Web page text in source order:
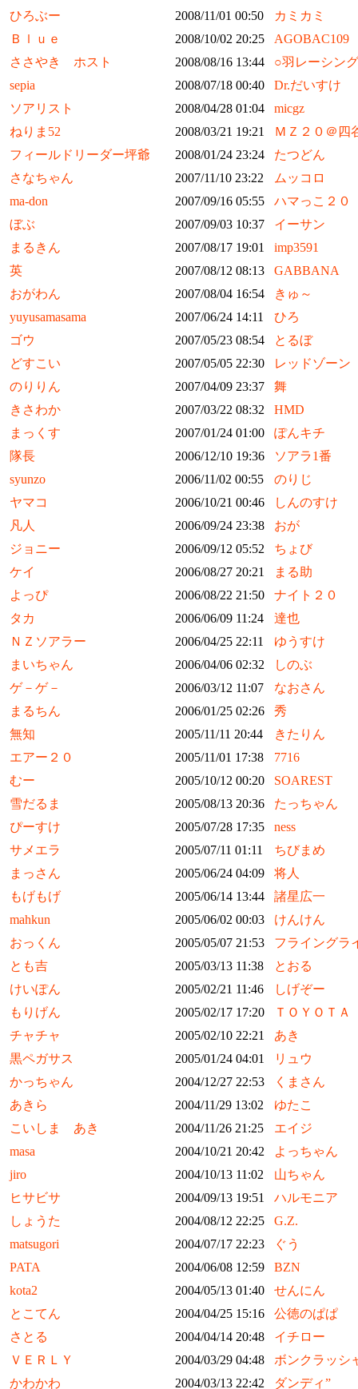
ひろぶー
2008/11/01 00:50
カミカミ
Ｂｌｕｅ
2008/10/02 20:25
AGOBAC109
ささやき ホスト
2008/08/16 13:44
○羽レーシング
sepia
2008/07/18 00:40
Dr.だいすけ
ソアリスト
2008/04/28 01:04
micgz
ねりま52
2008/03/21 19:21
ＭＺ２０＠四
フィールドリーダー坪爺
2008/01/24 23:24
たつどん
さなちゃん
2007/11/10 23:22
ムッコロ
ma-don
2007/09/16 05:55
ハマっこ２０
ぼぶ
2007/09/03 10:37
イーサン
まるきん
2007/08/17 19:01
imp3591
英
2007/08/12 08:13
GABBANA
おがわん
2007/08/04 16:54
きゅ～
yuyusamasama
2007/06/24 14:11
ひろ
ゴウ
2007/05/23 08:54
とるぼ
どすこい
2007/05/05 22:30
レッドゾーン
のりりん
2007/04/09 23:37
舞
きさわか
2007/03/22 08:32
HMD
まっくす
2007/01/24 01:00
ぽんキチ
隊長
2006/12/10 19:36
ソアラ1番
syunzo
2006/11/02 00:55
のりじ
ヤマコ
2006/10/21 00:46
しんのすけ
凡人
2006/09/24 23:38
おが
ジョニー
2006/09/12 05:52
ちょび
ケイ
2006/08/27 20:21
まる助
よっぴ
2006/08/22 21:50
ナイト２０
タカ
2006/06/09 11:24
達也
ＮＺソアラー
2006/04/25 22:11
ゆうすけ
まいちゃん
2006/04/06 02:32
しのぶ
ゲ－ゲ－
2006/03/12 11:07
なおさん
まるちん
2006/01/25 02:26
秀
無知
2005/11/11 20:44
きたりん
エアー２０
2005/11/01 17:38
7716
むー
2005/10/12 00:20
SOAREST
雪だるま
2005/08/13 20:36
たっちゃん
ぴーすけ
2005/07/28 17:35
ness
サメエラ
2005/07/11 01:11
ちびまめ
まっさん
2005/06/24 04:09
将人
もげもげ
2005/06/14 13:44
諸星広一
mahkun
2005/06/02 00:03
けんけん
おっくん
2005/05/07 21:53
フライングラ
とも吉
2005/03/13 11:38
とおる
けいぽん
2005/02/21 11:46
しげぞー
もりげん
2005/02/17 17:20
ＴＯＹＯＴＡ
チャチャ
2005/02/10 22:21
あき
黒ペガサス
2005/01/24 04:01
リュウ
かっちゃん
2004/12/27 22:53
くまさん
あきら
2004/11/29 13:02
ゆたこ
こいしま あき
2004/11/26 21:25
エイジ
masa
2004/10/21 20:42
よっちゃん
jiro
2004/10/13 11:02
山ちゃん
ヒサビサ
2004/09/13 19:51
ハルモニア
しょうた
2004/08/12 22:25
G.Z.
matsugori
2004/07/17 22:23
ぐう
PATA
2004/06/08 12:59
BZN
kota2
2004/05/13 01:40
せんにん
とこてん
2004/04/25 15:16
公徳のぱぱ
さとる
2004/04/14 20:48
イチロー
ＶＥＲＬＹ
2004/03/29 04:48
ボンクラッシ
かわかわ
2004/03/13 22:42 ダンディ”